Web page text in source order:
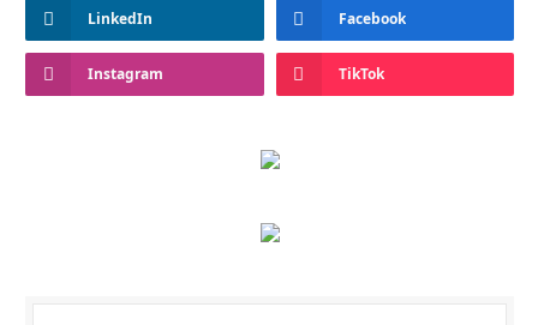
LinkedIn Facebook
Instagram TikTok